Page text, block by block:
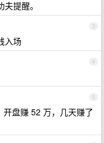
提醒。
3
入场
4
5
盘赚 52 万，几天赚了